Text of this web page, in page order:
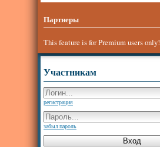
Партнеры
This feature is for Premium users only!
Участникам
регистрация
забыл пароль